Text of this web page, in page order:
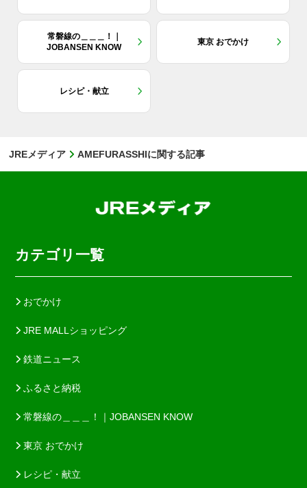
常磐線の＿＿＿！｜
JOBANSEN KNOW
東京 おでかけ
レシピ・献立
JREメディア AMEFURASSHIに関する記事
カテゴリ一覧
おでかけ
JRE MALLショッピング
鉄道ニュース
ふるさと納税
常磐線の＿＿＿！｜JOBANSEN KNOW
東京 おでかけ
レシピ・献立